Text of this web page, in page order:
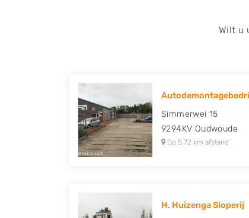
tweedehands auto onderdelen offerte
Onderdelenlijn! Vul uw kenteken in en
Honda, Hyundai, Kia, Mazda, Mercedes
Peugeot, Porsche, Renault, Seat,
Volkswagen en Volvo.
Wilt u
Simmerwei 15
9294KV Oudwoude
Op 5,72 km afstand
H. Huizenga Sloperij